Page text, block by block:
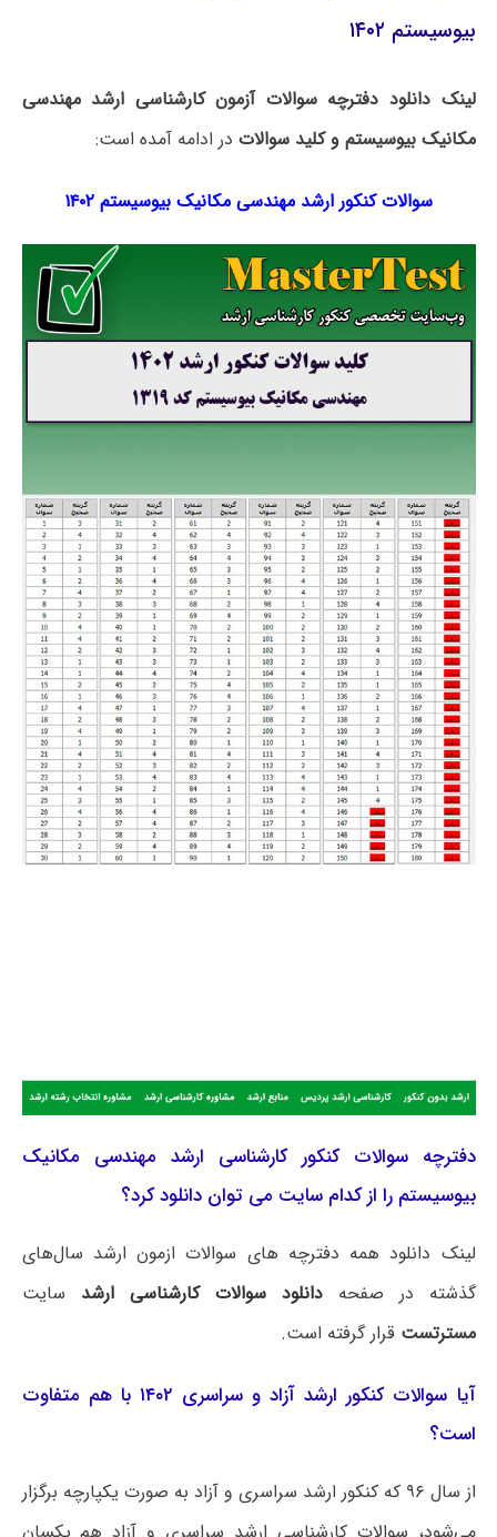
بیوسیستم ۱۴۰۲
لینک دانلود دفترچه سوالات آزمون کارشناسی ارشد مهندسی
مکانیک بیوسیستم و کلید سوالات در ادامه آمده است:
سوالات کنکور ارشد مهندسی مکانیک بیوسیستم ۱۴۰۲
دفترچه سوالات کنکور کارشناسی ارشد مهندسی مکانیک
بیوسیستم را از کدام سایت می توان دانلود کرد؟
لینک دانلود همه دفترچه های سوالات ازمون ارشد سال‌های
گذشته در صفحه
دانلود سوالات کارشناسی ارشد
سایت
مسترتست قرار گرفته است.
آیا سوالات کنکور ارشد آزاد و سراسری ۱۴۰۲ با هم متفاوت
است؟
از سال ۹۶ که کنکور ارشد سراسری و آزاد به صورت یکپارچه برگزار